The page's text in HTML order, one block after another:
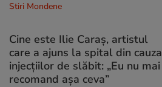
Stiri Mondene
Cine este Ilie Caraș, artistul
care a ajuns la spital din cauza
injecțiilor de slăbit: „Eu nu mai
recomand așa ceva”